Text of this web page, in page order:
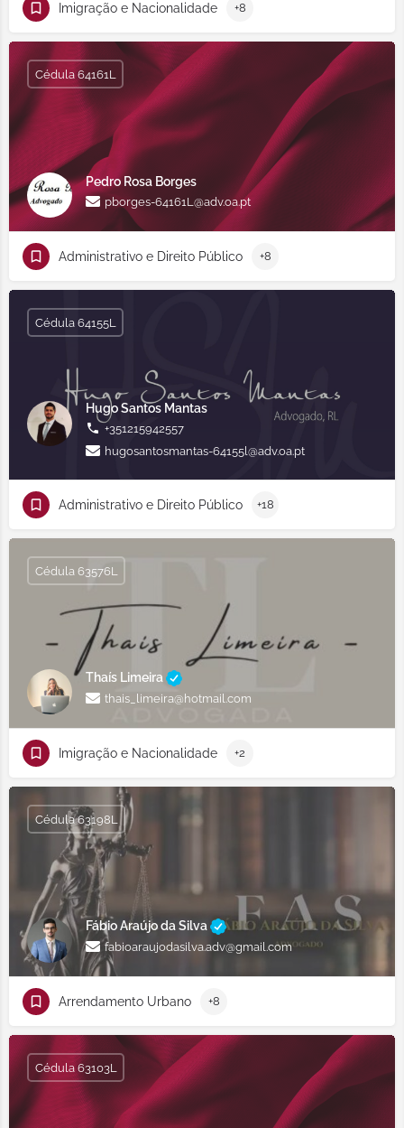
Imigração e Nacionalidade +8
Pedro Rosa Borges
pborges-64161L@adv.oa.pt
Cédula 64161L
Administrativo e Direito Público +8
Hugo Santos Mantas
+351215942557
hugosantosmantas-64155l@adv.oa.pt
Cédula 64155L
Administrativo e Direito Público +18
Thaís Limeira
thais_limeira@hotmail.com
Cédula 63576L
Imigração e Nacionalidade +2
Fábio Araújo da Silva
fabioaraujodasilva.adv@gmail.com
Cédula 63198L
Arrendamento Urbano +8
Cédula 63103L